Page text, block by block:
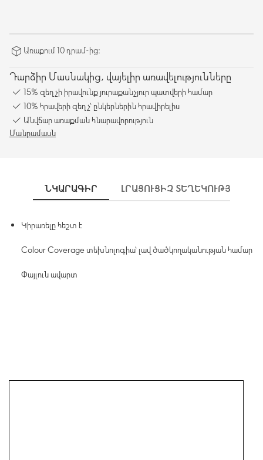
Առաքում 10 դրամ-ից։
Դարձիր Մասնակից, վայելիր առավելությունները
15% զեղչի իրավունք յուրաքանչյուր պատվերի համար
10% հրավերի զեղչ՝ ընկերներին հրավիրելիս
Անվճար առաքման հնարավորություն
Մանրամասն
ՆԿԱՐԱԳԻՐ ԼՐԱՑՈՒՑԻՉ
Կիրառելը հեշտ է
Colour Coverage տեխնոլոգիա՝ լավ ծածկողականության համար
Փայլուն ավարտ